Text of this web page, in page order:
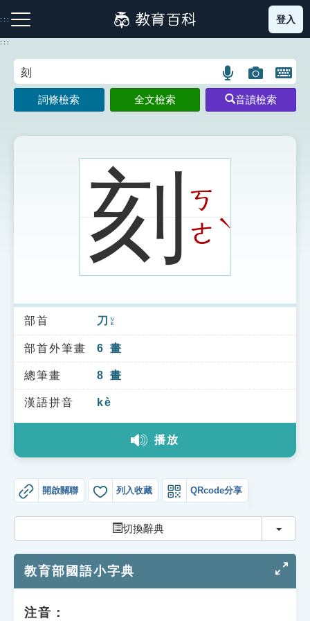
到
主
:::
注音索引圖示 筆畫索引圖示 部首索引表圖示
索引選單
知識索引
單字索引
生命大百科索引
教學應用
貓頭鷹博士
登入
:::
語
言
搜
示
圖
片
搜
開
鍵
圖
詞條檢索 全文檢索 音讀檢索
刻ㄎ
ㄜˋ
部首 刀 ㄉㄠ
部首外筆畫 6 畫
總筆畫 8 畫
漢語拼音 kè
播放
開啟關聯 列入收藏 QRcode分享
切換辭典 切換
教育部國語小字典
注音：